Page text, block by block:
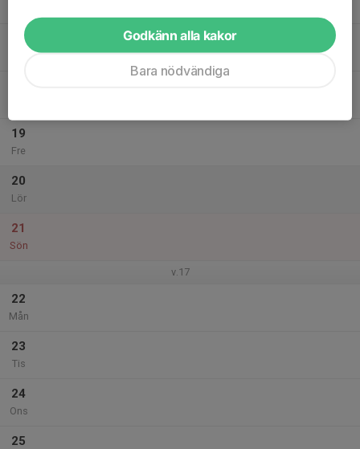
17
19
Fre
20
Lör
21
Sön
v.17
22
Mån
23
Tis
24
Ons
25
Godkänn alla kakor
Bara nödvändiga